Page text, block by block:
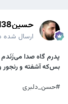
حسین138
ارسال شده
‌پدرم گاه صدا
بس‌که آشفته‌ و رنجور
#حسن_دلبری